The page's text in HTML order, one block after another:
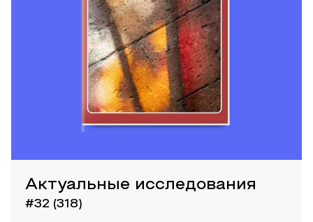
Актуальные исследования
#32 (318)